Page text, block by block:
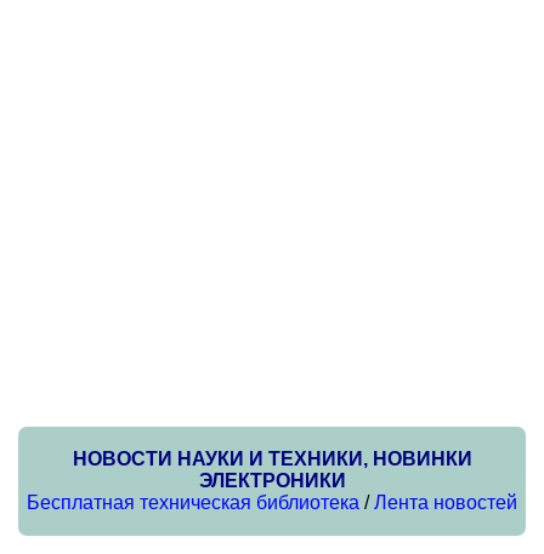
НОВОСТИ НАУКИ И ТЕХНИКИ, НОВИНКИ
ЭЛЕКТРОНИКИ
Бесплатная техническая библиотека /Лента новостей